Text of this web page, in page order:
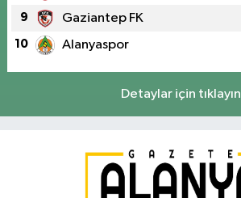
9 Gaziantep FK
10 Alanyaspor
Detaylar için tıklayın